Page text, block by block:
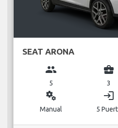
SEAT ARONA
group
5
business_center
3
miscellaneous_services
Manual
login
5